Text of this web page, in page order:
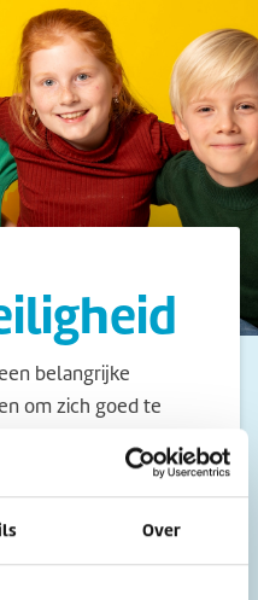
Over
belangrijke
om zich goed te
doen wij als er